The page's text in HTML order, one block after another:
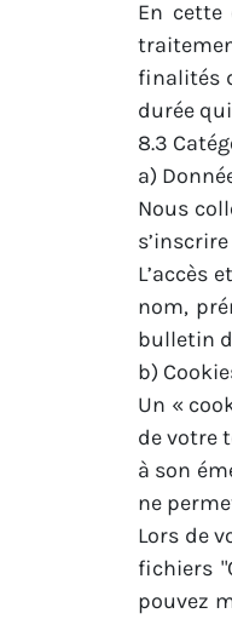
En cette
finalités
durée
8.3
a)
Nous
L’accès
nom,
bulletin
b)
Un «
de votre
à son
ne
Lors de
fichiers
pouvez